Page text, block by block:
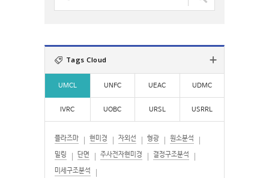
:자
:
Tags Cloud
UMCL UNFC UEAC UDMC
IVRC UOBC URSL USRRL
플라즈마 현미경 자외선 형광 원소분석
밀링 단면 주사전자현미경 결정구조분석
미세구조분석